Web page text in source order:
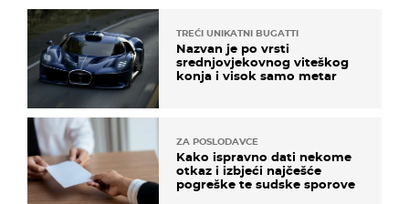
TREĆI UNIKATNI BUGATTI
Nazvan je po vrsti
srednjovjekovnog viteškog
konja i visok samo metar
ZA POSLODAVCE
Kako ispravno dati nekome
otkaz i izbjeći najčešće
pogreške te sudske sporove